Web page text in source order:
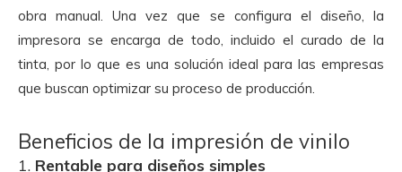
obra manual. Una vez que se configura el diseño, la
impresora se encarga de todo, incluido el curado de la
tinta, por lo que es una solución ideal para las empresas
que buscan optimizar su proceso de producción.
Beneficios de la impresión de vinilo
1. Rentable para diseños simples